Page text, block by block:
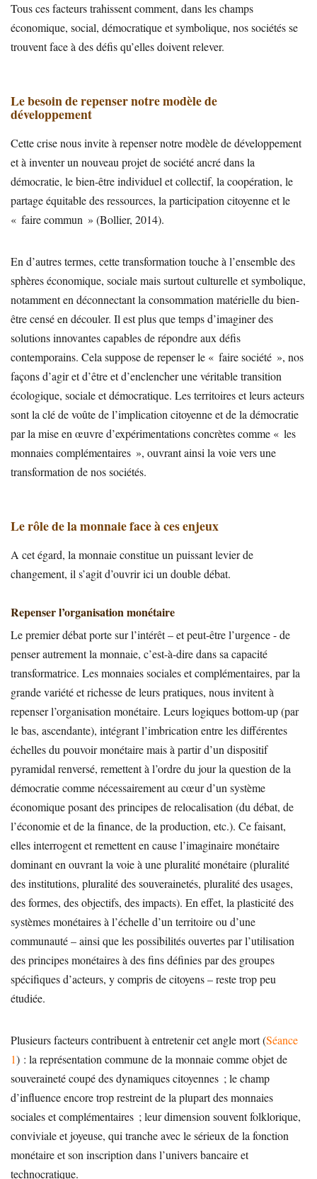
Tous ces facteurs trahissent comment, dans les champs
économique, social, démocratique et symbolique, nos sociétés se
trouvent face à des défis qu’elles doivent relever.
Le besoin de repenser notre modèle de
développement
Cette crise nous invite à repenser notre modèle de développement
et à inventer un nouveau projet de société ancré dans la
démocratie, le bien-être individuel et collectif, la coopération, le
partage équitable des ressources, la participation citoyenne et le
« faire commun » (Bollier, 2014).
En d’autres termes, cette transformation touche à l’ensemble des
sphères économique, sociale mais surtout culturelle et symbolique,
notamment en déconnectant la consommation matérielle du bien-
être censé en découler. Il est plus que temps d’imaginer des
solutions innovantes capables de répondre aux défis
contemporains. Cela suppose de repenser le « faire société », nos
façons d’agir et d’être et d’enclencher une véritable transition
écologique, sociale et démocratique. Les territoires et leurs acteurs
sont la clé de voûte de l’implication citoyenne et de la démocratie
par la mise en œuvre d’expérimentations concrètes comme « les
monnaies complémentaires », ouvrant ainsi la voie vers une
transformation de nos sociétés.
Le rôle de la monnaie face à ces enjeux
A cet égard, la monnaie constitue un puissant levier de
changement, il s’agit d’ouvrir ici un double débat.
Repenser l’organisation monétaire
Le premier débat porte sur l’intérêt – et peut-être l’urgence - de
penser autrement la monnaie, c’est-à-dire dans sa capacité
transformatrice. Les monnaies sociales et complémentaires, par la
grande variété et richesse de leurs pratiques, nous invitent à
repenser l’organisation monétaire. Leurs logiques bottom-up (par
le bas, ascendante), intégrant l’imbrication entre les différentes
échelles du pouvoir monétaire mais à partir d’un dispositif
pyramidal renversé, remettent à l’ordre du jour la question de la
démocratie comme nécessairement au cœur d’un système
économique posant des principes de relocalisation (du débat, de
l’économie et de la finance, de la production, etc.). Ce faisant,
elles interrogent et remettent en cause l’imaginaire monétaire
dominant en ouvrant la voie à une pluralité monétaire (pluralité
des institutions, pluralité des souverainetés, pluralité des usages,
des formes, des objectifs, des impacts). En effet, la plasticité des
systèmes monétaires à l’échelle d’un territoire ou d’une
communauté – ainsi que les possibilités ouvertes par l’utilisation
des principes monétaires à des fins définies par des groupes
spécifiques d’acteurs, y compris de citoyens – reste trop peu
étudiée.
Plusieurs facteurs contribuent à entretenir cet angle mort (Séance
1) : la représentation commune de la monnaie comme objet de
souveraineté coupé des dynamiques citoyennes ; le champ
d’influence encore trop restreint de la plupart des monnaies
sociales et complémentaires ; leur dimension souvent folklorique,
conviviale et joyeuse, qui tranche avec le sérieux de la fonction
monétaire et son inscription dans l’univers bancaire et
technocratique.